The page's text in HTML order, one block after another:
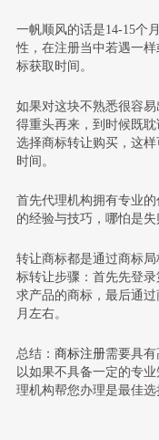
一帆顺风的话是14-15个
性，在注册当中若遇一
标获取时间。
如果对这块不熟悉很容
得重头再来，到时候既
选择商标转让购买，这
时间。
首先代理机构拥有专业
的经验与技巧，哪怕是
转让商标都是通过商标
标转让步骤：首先先登
求产品的商标，最后通
月左右。
总结： 商标注册需要具
以如果不具备一定的专
理机构帮您办理是最佳选